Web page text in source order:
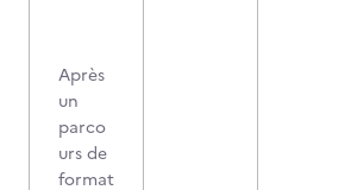
Après
un
parco
urs de
format